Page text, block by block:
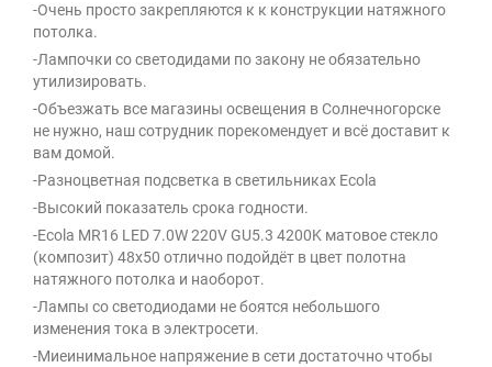
-Очень просто закрепляются к к конструкции натяжного
потолка.
-Лампочки со светодидами по закону не обязательно
утилизировать.
-Объезжать все магазины освещения в Солнечногорске
не нужно, наш сотрудник порекомендует и всё доставит к
вам домой.
-Разноцветная подсветка в светильниках Ecola
-Высокий показатель срока годности.
-Ecola MR16 LED 7.0W 220V GU5.3 4200K матовое стекло
(композит) 48x50 отлично подойдёт в цвет полотна
натяжного потолка и наоборот.
-Лампы со светодиодами не боятся небольшого
изменения тока в электросети.
-Миеинимальное напряжение в сети достаточно чтобы